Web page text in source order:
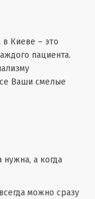
в Киеве – это
пациента.
Ваши смелые
а когда
можно сразу